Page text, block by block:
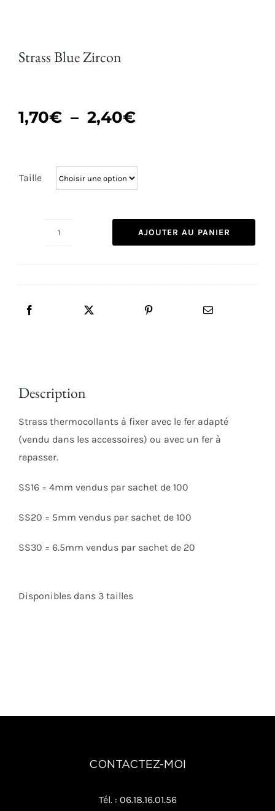
Strass Blue Zircon
1,70€ – 2,40€Plage
1,70€
à
2,40€
Taille
Zircon
AJOUTER AU PANIER
Description
Strass thermocollants à fixer avec le fer adapté
(vendu dans les accessoires) ou avec un fer à
repasser.
SS16 = 4mm vendus par sachet de 100
SS20 = 5mm vendus par sachet de 100
SS30 = 6.5mm vendus par sachet de 20
Disponibles dans 3 tailles
CONTACTEZ-MOI
Tél. : 06.18.16.01.56